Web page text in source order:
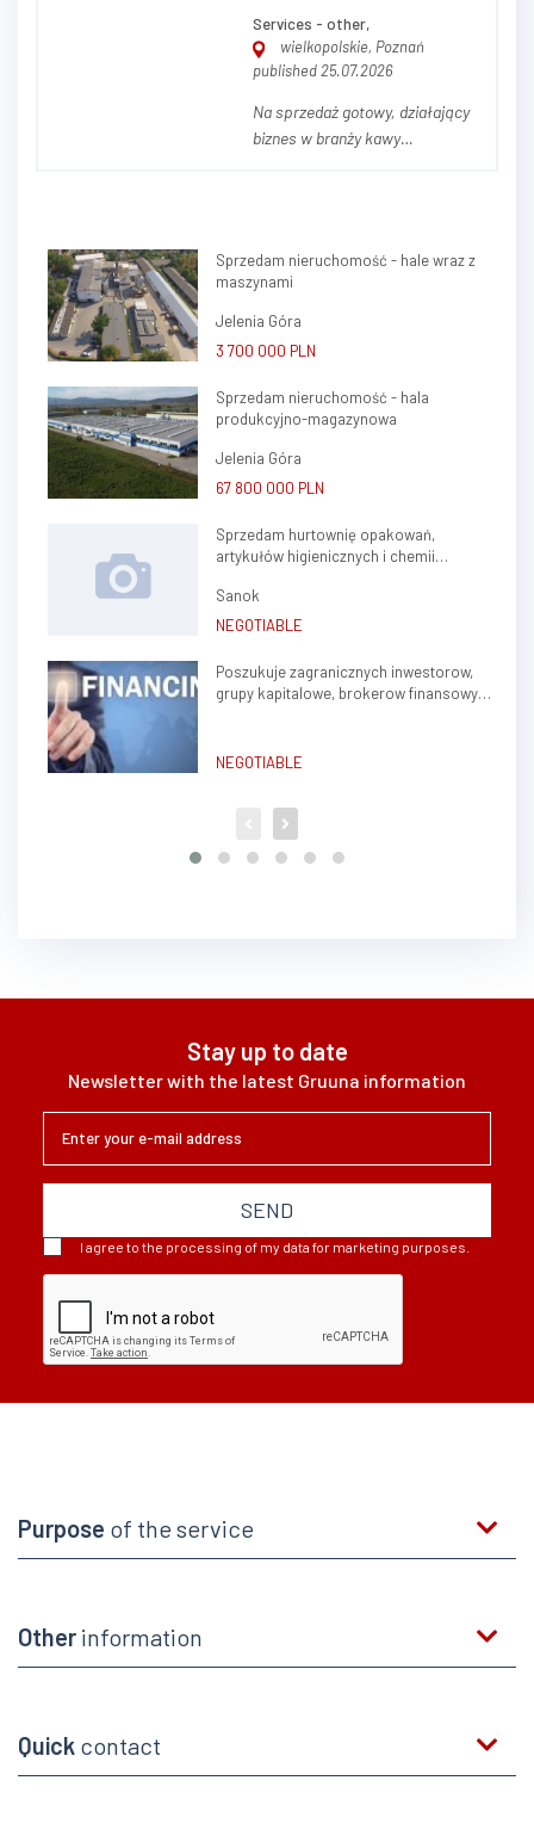
Services - other,
wielkopolskie, Poznań
published 25.07.2026
Na sprzedaż gotowy, działający
biznes w branży kawy
procesami i stabilnym
funkcjonowaniem. W skład
oferty wchodzi: - 3
profesjonaln...
Sprzedam nieruchomość - hale wraz z
maszynami
Jelenia Góra
3 700 000 PLN
Sprzedam nieruchomość - hala
produkcyjno-magazynowa
Jelenia Góra
67 800 000 PLN
Sprzedam hurtownię opakowań,
artykułów higienicznych i chemii
Sanok
NEGOTIABLE
Poszukuje zagranicznych inwestorow,
grupy kapitalowe, brokerow finansowych
NEGOTIABLE
Stay up to date
Newsletter with the latest Gruuna information
SEND
I agree to the processing of my data for marketing purposes.
Purpose of the service
Other information
Quick contact